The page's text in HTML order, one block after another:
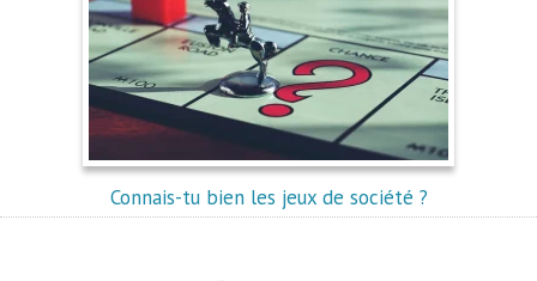
Connais-tu bien les jeux de société ?